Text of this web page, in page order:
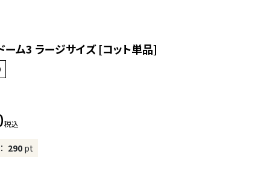
ーム3 ラージサイズ [コット単品]
税込
290 pt